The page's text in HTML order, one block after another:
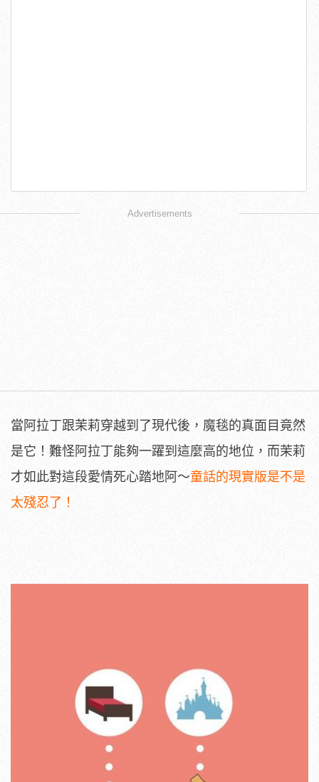
Advertisements
當阿拉丁跟茉莉穿越到了現代後，魔毯的真面目竟然
是它！難怪阿拉丁能夠一躍到這麼高的地位，而茉莉
才如此對這段愛情死心踏地阿～童話的現實版是不是
太殘忍了！